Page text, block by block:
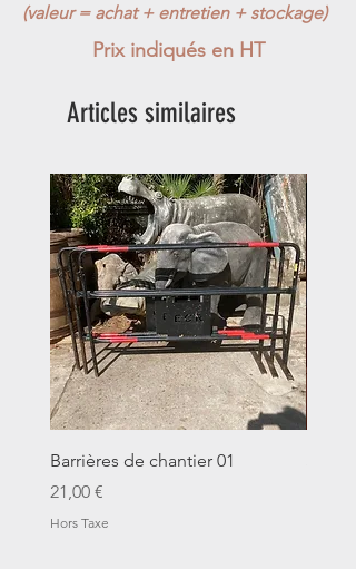
(valeur = achat + entretien + stockage)
Prix indiqués en HT
Articles similaires
Barrières de chantier 01
Prix
21,00 €
Hors Taxe